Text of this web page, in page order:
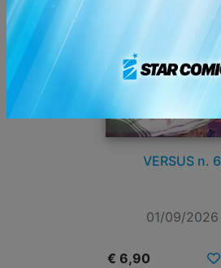
VERSUS n. 6
01/09/2026
€ 6,90